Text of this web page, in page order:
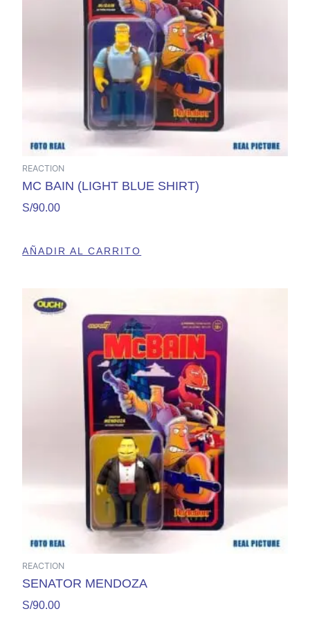
REACTION
MC BAIN (LIGHT BLUE SHIRT)
S/90.00
AÑADIR AL CARRITO
REACTION
SENATOR MENDOZA
S/90.00